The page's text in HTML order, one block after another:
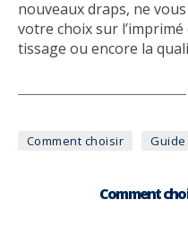
nouveaux draps, ne
votre choix sur
tissage ou encore la
Comment choisir Guide
Comment